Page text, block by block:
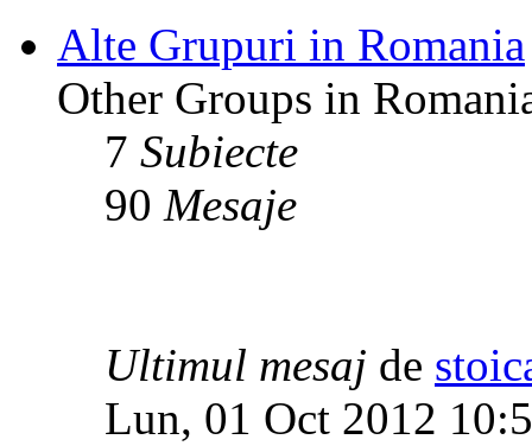
Alte Grupuri in Romania
Other Groups in
7 Subiecte
90 Mesaje
Ultimul mesaj de
Lun, 01 Oct 2012